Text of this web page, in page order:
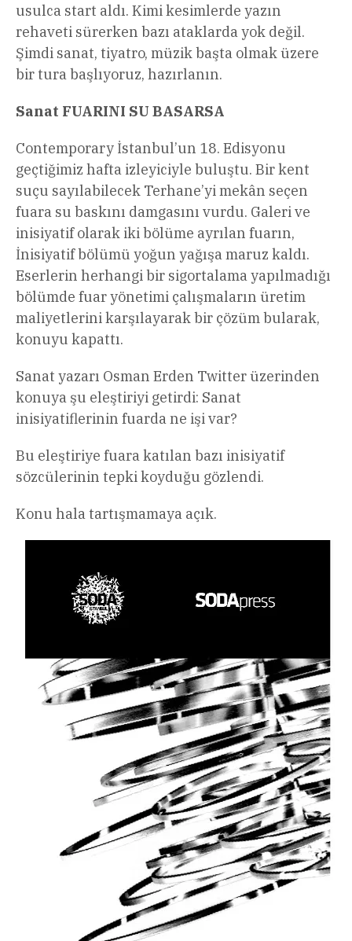
usulca start aldı. Kimi kesimlerde yazın
rehaveti sürerken bazı ataklarda yok değil.
Şimdi sanat, tiyatro, müzik başta olmak üzere
bir tura başlıyoruz, hazırlanın.
Sanat FUARINI SU BASARSA
Contemporary İstanbul’un 18. Edisyonu
geçtiğimiz hafta izleyiciyle buluştu. Bir kent
suçu sayılabilecek Terhane’yi mekân seçen
fuara su baskını damgasını vurdu. Galeri ve
inisiyatif olarak iki bölüme ayrılan fuarın,
İnisiyatif bölümü yoğun yağışa maruz kaldı.
Eserlerin herhangi bir sigortalama yapılmadığı
bölümde fuar yönetimi çalışmaların üretim
maliyetlerini karşılayarak bir çözüm bularak,
konuyu kapattı.
Sanat yazarı Osman Erden Twitter üzerinden
konuya şu eleştiriyi getirdi: Sanat
inisiyatiflerinin fuarda ne işi var?
Bu eleştiriye fuara katılan bazı inisiyatif
sözcülerinin tepki koyduğu gözlendi.
Konu hala tartışmamaya açık.